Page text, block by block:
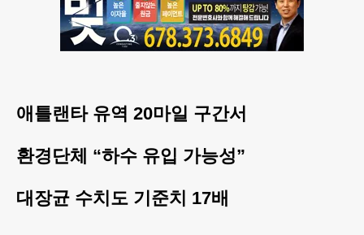
애틀랜타 유역 20마일 구간서
환경단체 “하수 유입 가능성”
대장균 수치도 기준치 17배